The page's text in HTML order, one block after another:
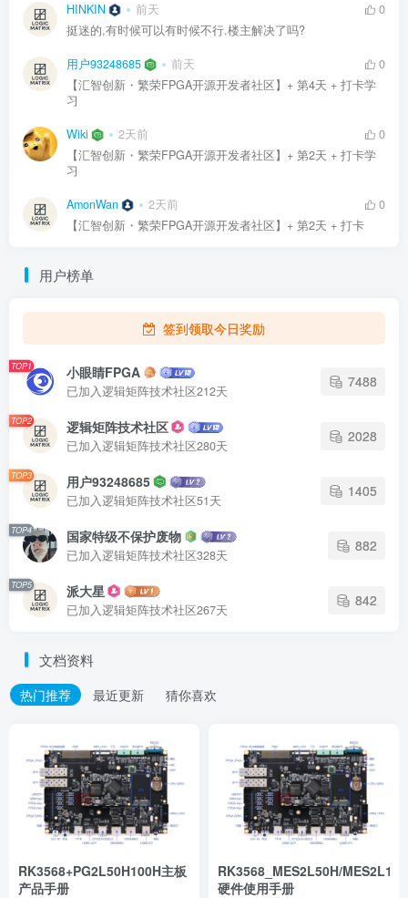
HINKIN 前天
0
挺迷的,有时候可以有时候不行.楼主解决了吗?
用户93248685 前天
0
【汇智创新・繁荣FPGA开源开发者社区】+ 第4天 + 打卡学
习
Wiki 2天前
0
【汇智创新・繁荣FPGA开源开发者社区】+ 第2天 + 打卡学
习
AmonWan 2天前
0
【汇智创新・繁荣FPGA开源开发者社区】+ 第2天 + 打卡
用户榜单
签到领取今日奖励
TOP1 小眼睛FPGA
已加入逻辑矩阵技术社区212天
7488
TOP2 逻辑矩阵技术社区
已加入逻辑矩阵技术社区280天
2028
TOP3 用户93248685
已加入逻辑矩阵技术社区51天
1405
TOP4 国家特级不保护废物
已加入逻辑矩阵技术社区328天
882
TOP5 派大星
已加入逻辑矩阵技术社区267天
842
文档资料
热门推荐 最近更新 猜你喜欢
RK3568+PG2L50H100H主板
产品手册
RK3568_MES2L50H/
硬件使用手册